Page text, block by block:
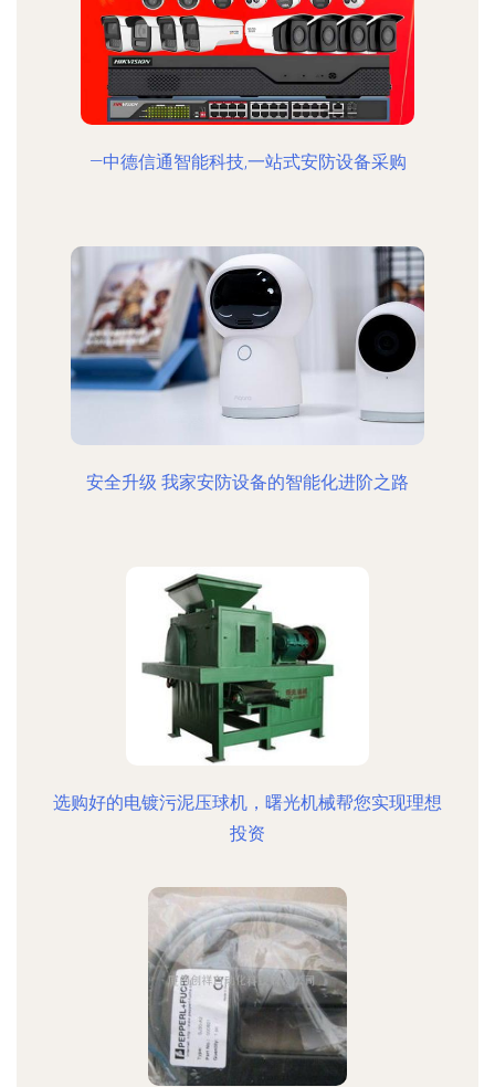
—中德信通智能科技,一站式安防设备采购
安全升级 我家安防设备的智能化进阶之路
选购好的电镀污泥压球机，曙光机械帮您实现理想
投资